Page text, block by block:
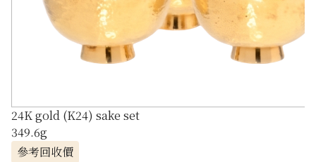
24K gold (K24) sake set
349.6g
參考回收價